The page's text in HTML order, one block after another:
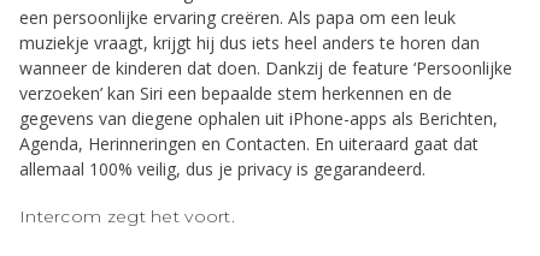
een persoonlijke ervaring creëren. Als papa om een leuk
muziekje vraagt, krijgt hij dus iets heel anders te horen dan
wanneer de kinderen dat doen. Dankzij de feature ‘Persoonlijke
verzoeken’ kan Siri een bepaalde stem herkennen en de
gegevens van diegene ophalen uit iPhone-apps als Berichten,
Agenda, Herinneringen en Contacten. En uiteraard gaat dat
allemaal 100% veilig, dus je privacy is gegarandeerd.
Intercom zegt het voort.